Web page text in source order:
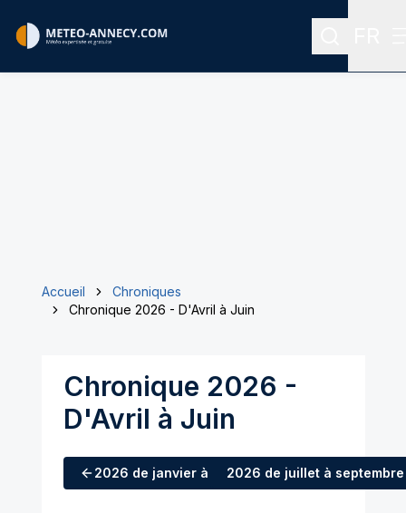
Accueil
Chroniques
Chronique 2026 - D'Avril à Juin
Chronique 2026 -
D'Avril à Juin
2026 de janvier à mars2026 de juillet à septembre